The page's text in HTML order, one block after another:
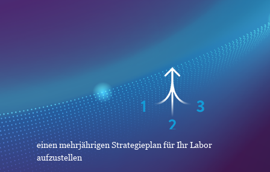
einen mehrjährigen Strategieplan für Ihr Labor
aufzustellen